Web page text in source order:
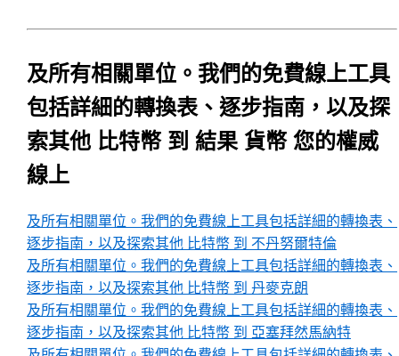
及所有相關單位。我們的免費線上工具
包括詳細的轉換表、逐步指南，以及探
索其他 比特幣 到 結果 貨幣 您的權威
線上
及所有相關單位。我們的免費線上工具包括詳細的轉換表、
逐步指南，以及探索其他 比特幣 到 不丹努爾特倫
及所有相關單位。我們的免費線上工具包括詳細的轉換表、
逐步指南，以及探索其他 比特幣 到 丹麥克朗
及所有相關單位。我們的免費線上工具包括詳細的轉換表、
逐步指南，以及探索其他 比特幣 到 亞塞拜然馬納特